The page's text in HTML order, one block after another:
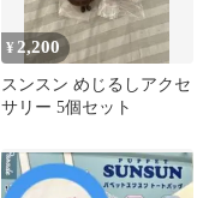
¥ 2,200
スンスン めじるしアクセ
サリー 5個セット